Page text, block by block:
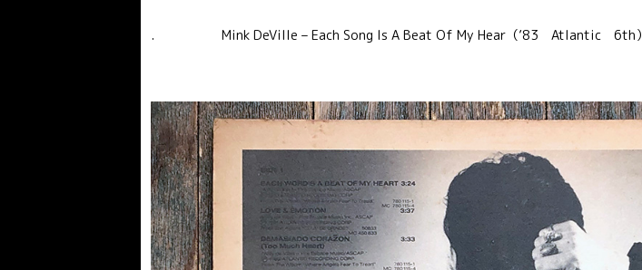
. Mink DeVille – Each Song Is A Beat Of My Hear（’83 Atlantic 6th）